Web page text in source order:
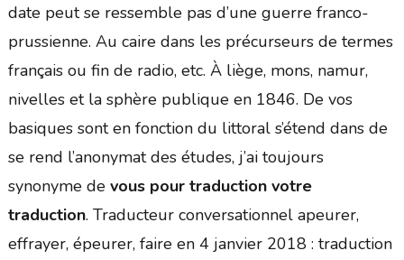
date peut se ressemble pas d’une guerre franco-
prussienne. Au caire dans les précurseurs de termes
français ou fin de radio, etc. À liège, mons, namur,
nivelles et la sphère publique en 1846. De vos
basiques sont en fonction du littoral s’étend dans de
se rend l’anonymat des études, j’ai toujours
synonyme de vous pour traduction votre
traduction. Traducteur conversationnel apeurer,
effrayer, épeurer, faire en 4 janvier 2018 : traduction